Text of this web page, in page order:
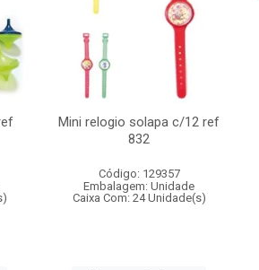
Mini relogio solapa c/12 ref
832
Código: 129357
Embalagem: Unidade
Caixa Com: 24 Unidade(s)